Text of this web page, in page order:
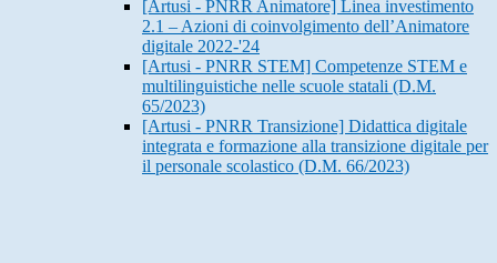
[Artusi - PNRR Animatore] Linea investimento
2.1 – Azioni di coinvolgimento dell’Animatore
digitale 2022-'24
[Artusi - PNRR STEM] Competenze STEM e
multilinguistiche nelle scuole statali (D.M.
65/2023)
[Artusi - PNRR Transizione] Didattica digitale
integrata e formazione alla transizione digitale per
il personale scolastico (D.M. 66/2023)